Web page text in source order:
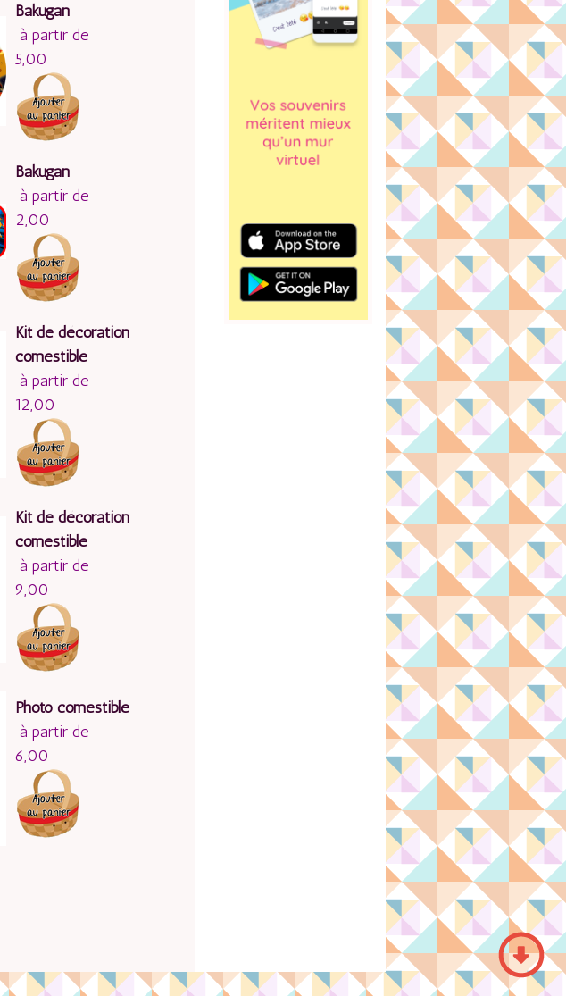
Bakugan
à partir de
5,00
Bakugan
à partir de
2,00
Kit de décoration
comestible
à partir de
12,00
Kit de décoration
comestible
à partir de
9,00
Photo comestible
à partir de
6,00